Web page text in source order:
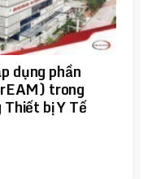
dụng phần
trong
bị Y Tế